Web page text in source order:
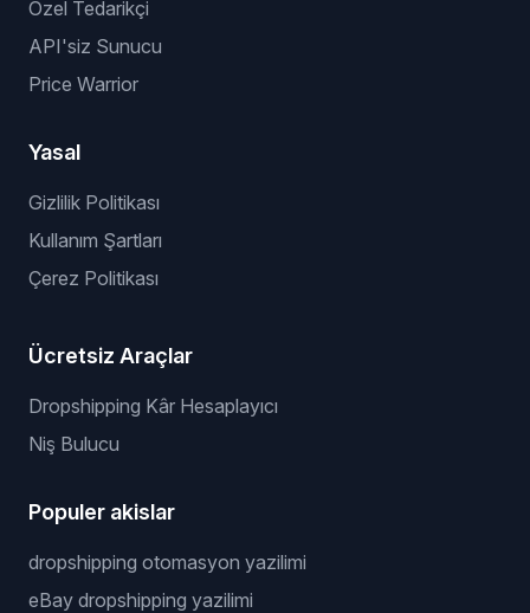
Özel Tedarikçi
API'siz Sunucu
Price Warrior
Yasal
Gizlilik Politikası
Kullanım Şartları
Çerez Politikası
Ücretsiz Araçlar
Dropshipping Kâr Hesaplayıcı
Niş Bulucu
Populer akislar
dropshipping otomasyon yazilimi
eBay dropshipping yazilimi